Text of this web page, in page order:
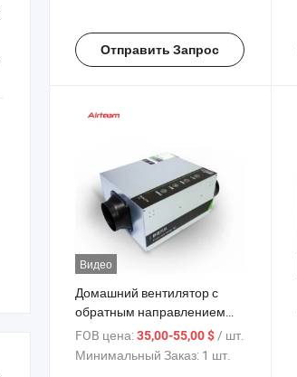
Отправить Запрос
Видео
Домашний вентилятор с
обратным направлением
ветра, высокоэффективный,
энергосберегающий, низкий
FOB цена:35,00-55,00 $ / шт.
Минимальный Заказ: 1 шт.